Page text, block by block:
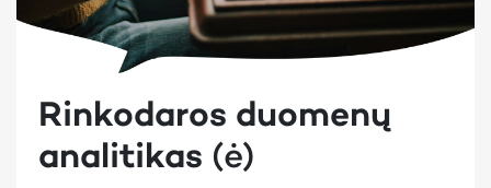
Rinkodaros duomenų
analitikas (ė)